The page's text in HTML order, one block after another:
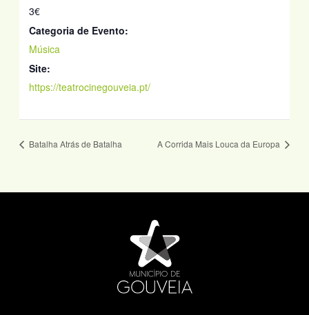
3€
Categoria de Evento:
Música
Site:
https://teatrocinegouveia.pt/
Batalha Atrás de Batalha A Corrida Mais Louca da Europa